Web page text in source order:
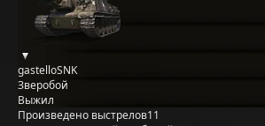
gastelloSNK
Зверобой
Выжил
Произведено выстрелов11